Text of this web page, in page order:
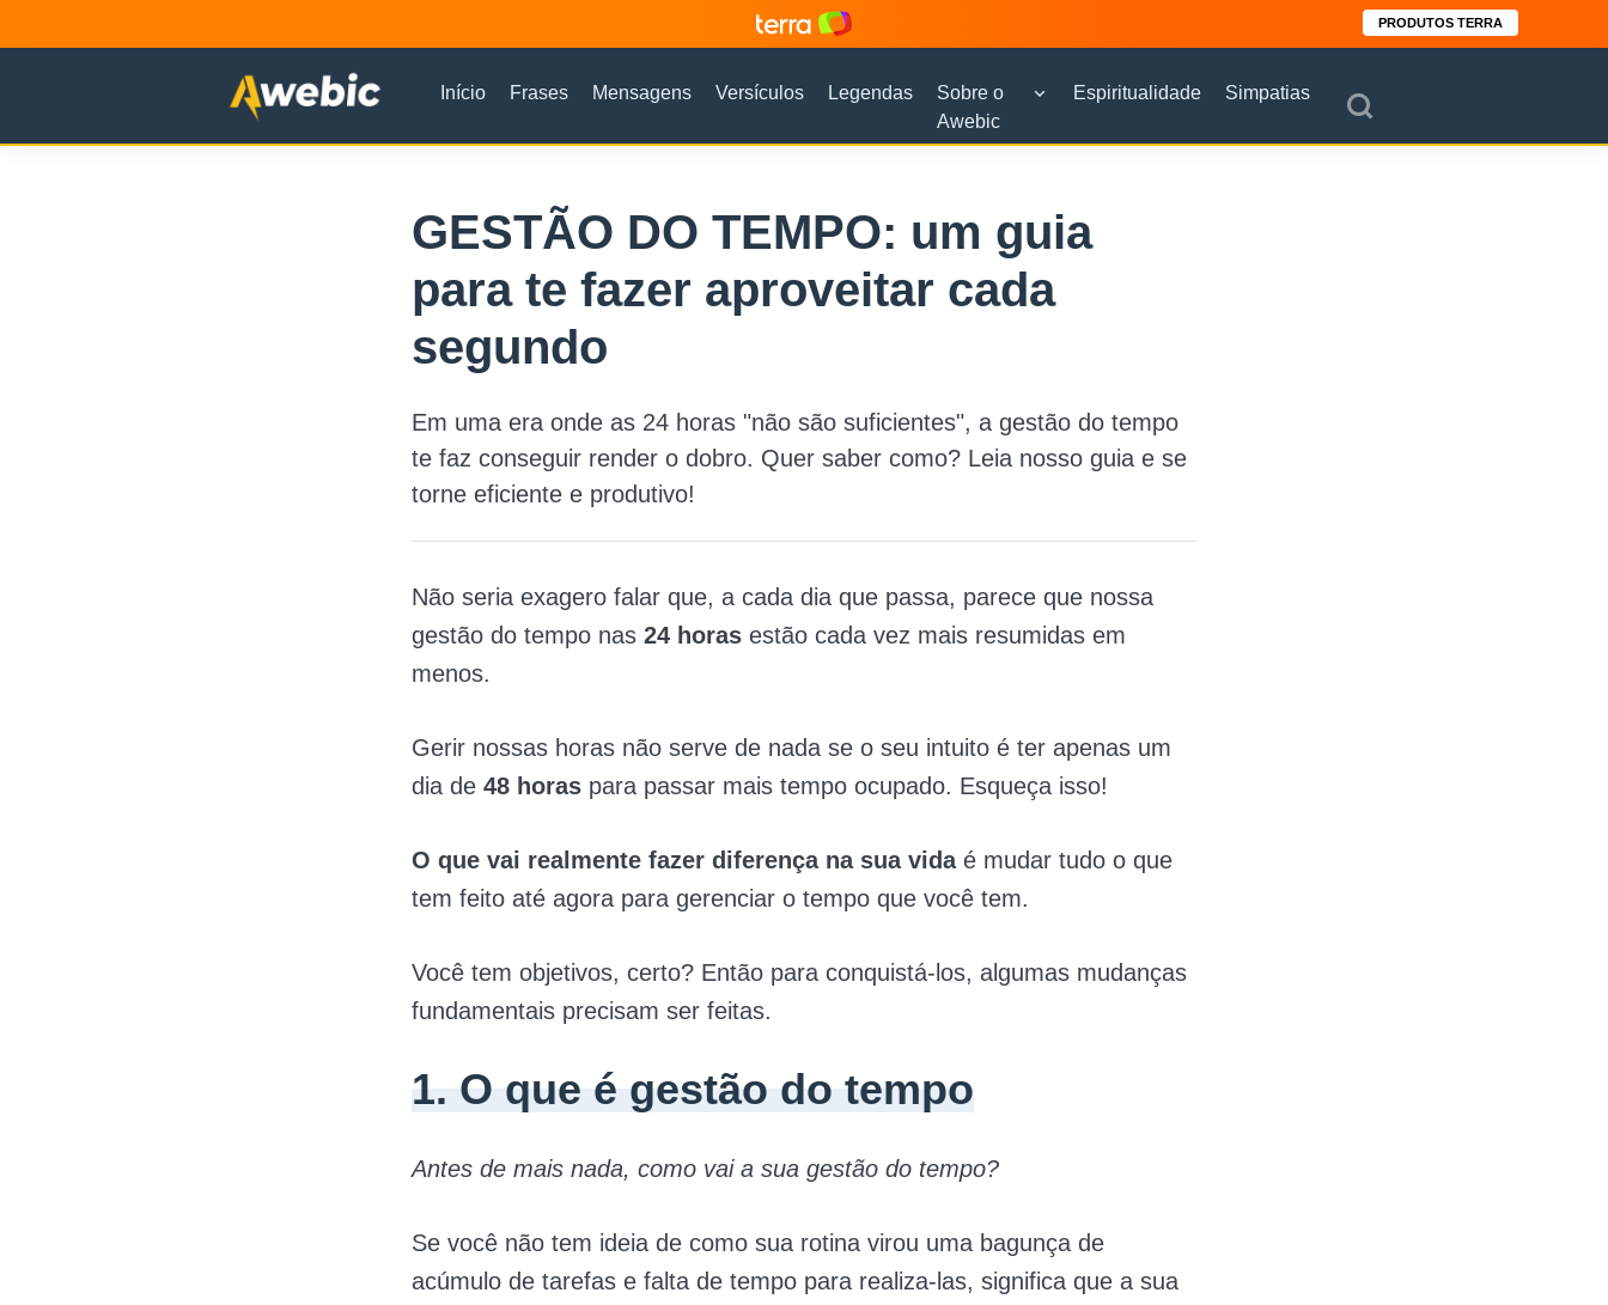
PRODUTOS TERRA
Início Frases Mensagens Versículos Legendas
Sobre o
Awebic
Espiritualidade Simpatias
GESTÃO DO TEMPO: um guia
para te fazer aproveitar cada
segundo
Em uma era onde as 24 horas "não são suficientes", a gestão do tempo
te faz conseguir render o dobro. Quer saber como? Leia nosso guia e se
torne eficiente e produtivo!
Não seria exagero falar que, a cada dia que passa, parece que nossa
gestão do tempo nas 24 horas estão cada vez mais resumidas em
menos.
Gerir nossas horas não serve de nada se o seu intuito é ter apenas um
dia de 48 horas para passar mais tempo ocupado. Esqueça isso!
O que vai realmente fazer diferença na sua vidaé mudar tudo o que
tem feito até agora para gerenciar o tempo que você tem.
Você tem objetivos, certo? Então para conquistá-los, algumas mudanças
fundamentais precisam ser feitas.
1. O que é gestão do tempo
Antes de mais nada, como vai a sua gestão do tempo?
Se você não tem ideia de como sua rotina virou uma bagunça de
acúmulo de tarefas e falta de tempo para realiza-las, significa que a sua